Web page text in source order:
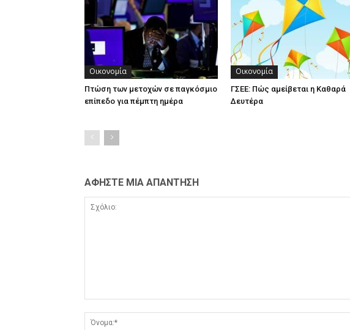
Οικονομία
Πτώση των μετοχών σε παγκόσμιο
επίπεδο για πέμπτη ημέρα
Οικονομία
ΓΣΕΕ: Πώς αμείβεται η Καθαρά
Δευτέρα
ΑΦΗΣΤΕ ΜΙΑ ΑΠΑΝΤΗΣΗ